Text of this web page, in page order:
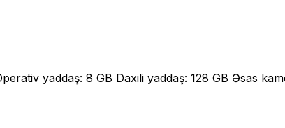
yaddaş: 8 GB Daxili yaddaş: 128 GB Əsas